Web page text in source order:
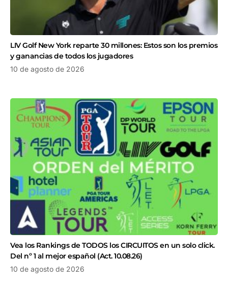
LIV Golf New York reparte 30 millones: Estos son los premios
y ganancias de todos los jugadores
10 de agosto de 2026
Vea los Rankings de TODOS los CIRCUITOS en un solo click.
Del nº 1 al mejor español (Act. 10.08.26)
10 de agosto de 2026